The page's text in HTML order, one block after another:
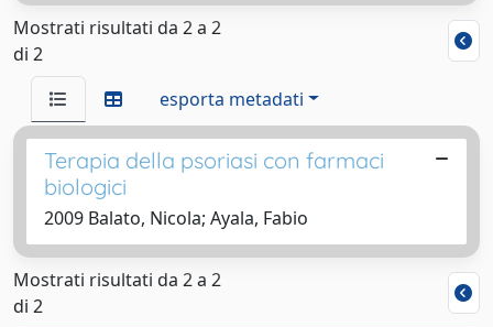
Mostrati risultati da 2 a 2
di 2
esporta metadati
Terapia della psoriasi con farmaci
biologici
2009 Balato, Nicola; Ayala, Fabio
Mostrati risultati da 2 a 2
di 2